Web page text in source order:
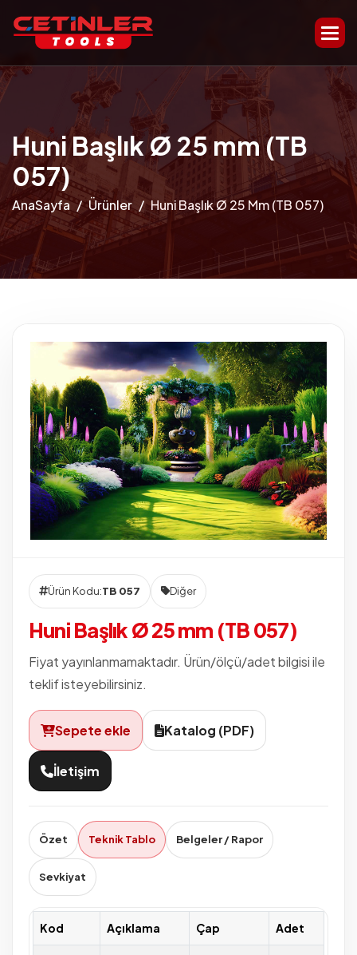
Huni Başlık Ø 25 mm (TB
057)
AnaSayfa Ürünler Huni Başlık Ø 25 Mm (TB 057)
Ürün Kodu:TB 057 Diğer
Huni Başlık Ø 25 mm (TB 057)
Fiyat yayınlanmamaktadır. Ürün/ölçü/adet bilgisi ile
teklif isteyebilirsiniz.
Sepete ekle Katalog (PDF)
İletişim
Özet Teknik Tablo Belgeler / Rapor
Sevkiyat
Kod Açıklama Çap Adet